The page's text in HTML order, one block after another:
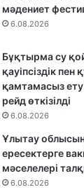
мәдениет
6.08.2026
Бұқтырма су
қауіпсіздік пен
қамтамасыз
рейд өткізілді
6.08.2026
Ұлытау
ересектерге
мәселелері
6.08.2026